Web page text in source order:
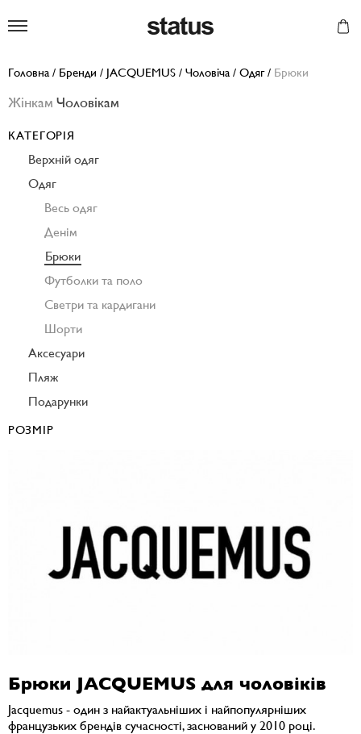
Головна / Бренди / JACQUEMUS / Чоловіча / Одяг/ Брюки
Брюки JACQUEMUS для чоловіків
Jacquemus - один з найактуальніших і найпопулярніших
французьких брендів сучасності, заснований у 2010 році.
Жінкам Чоловікам
КАТЕГОРІЯ
Верхній одяг
Одяг
Весь одяг
Денім
Брюки
Футболки та поло
Светри та кардигани
Шорти
Аксесуари
Пляж
Подарунки
РОЗМІР